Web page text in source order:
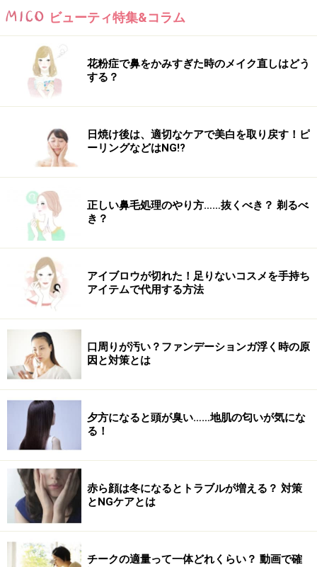
ビューティ特集&コラム
花粉症で鼻をかみすぎた時のメイク直しはどう
する？
日焼け後は、適切なケアで美白を取り戻す！ピ
ーリングなどはNG!?
正しい鼻毛処理のやり方……抜くべき？ 剃るべ
き？
アイブロウが切れた！足りないコスメを手持ち
アイテムで代用する方法
口周りが汚い？ファンデーションガ浮く時の原
因と対策とは
夕方になると頭が臭い……地肌の匂いが気にな
る！
赤ら顔は冬になるとトラブルが増える？ 対策
とNGケアとは
チークの適量って一体どれくらい？ 動画で確